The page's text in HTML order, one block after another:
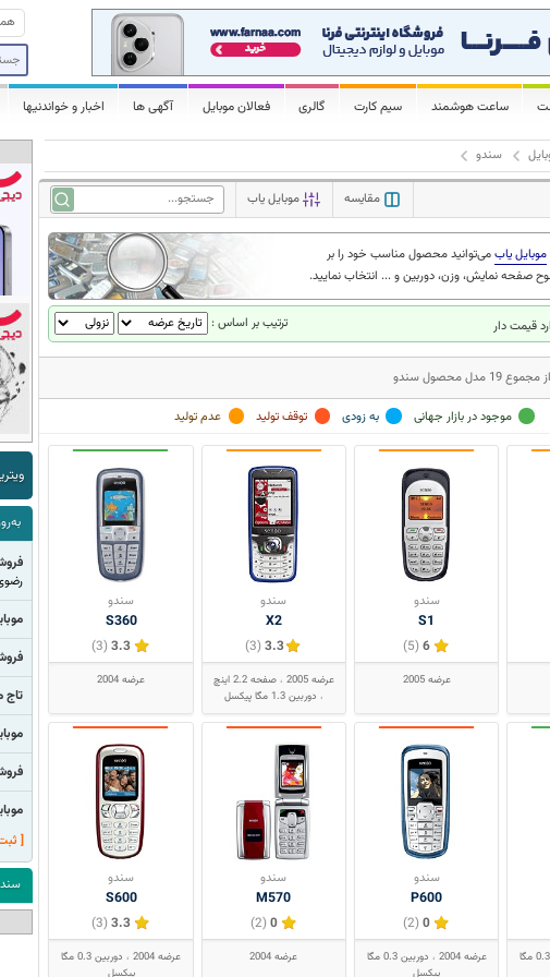
ساعت هوشمند سیم کارت گالری فعالان موبایل آگهی ها اخبار و خواندنیها
سندو
مقایسه موبایل یاب
موبایل یابمی‌توانید محصول مناسب خود را بر
صفحه نمایش، وزن، دوربین و ... انتخاب نمایید.
ترتیب بر اساس : قیمت دار
موجود در بازار جهانی به زودی توقف تولید عدم تولید
سندو
S1
6
(5)
عرضه 2005
سندو
X2
3.3
(3)
عرضه 2005
صفحه 2.2 اینچ
دوربین 1.3 مگا پیکسل
سندو
S360
3.3
(3)
عرضه 2004
دوربین 0.3 مگا
سندو
P600
0
(2)
عرضه 2004
دوربین 0.3 مگا
پیکسل
سندو
M570
0
(2)
عرضه 2004
سندو
S600
3.3
(3)
عرضه 2004
دوربین 0.3 مگا
پیکسل
تاج
[